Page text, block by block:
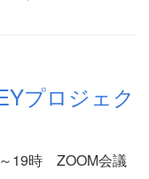
プロジェク
19時 ZOOM会議